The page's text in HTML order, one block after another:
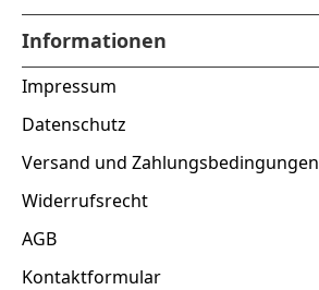
Informationen
Impressum
Datenschutz
Versand und Zahlungsbedingungen
Widerrufsrecht
AGB
Kontaktformular